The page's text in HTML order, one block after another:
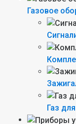
Газовое
Газ